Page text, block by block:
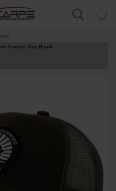
Trucker Cap Black